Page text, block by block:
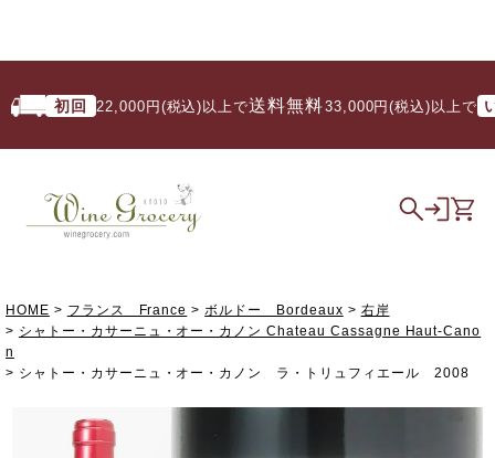
初回 22,000円(税込)以上で 送料無料/ 33,000円(税込)以上で いつ
HOME フランス France ボルドー Bordeaux
右岸
シャトー・カサーニュ・オー・カノン Chateau Cassagne Haut-Cano
n
シャトー・カサーニュ・オー・カノン ラ・トリュフィエール 2008